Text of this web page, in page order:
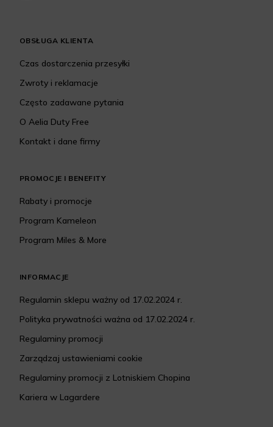
OBSŁUGA KLIENTA
Czas dostarczenia przesyłki
Zwroty i reklamacje
Często zadawane pytania
O Aelia Duty Free
Kontakt i dane firmy
PROMOCJE I BENEFITY
Rabaty i promocje
Program Kameleon
Program Miles & More
INFORMACJE
Regulamin sklepu ważny od 17.02.2024 r.
Polityka prywatności ważna od 17.02.2024 r.
Regulaminy promocji
Zarządzaj ustawieniami cookie
Regulaminy promocji z Lotniskiem Chopina
Kariera w Lagardere